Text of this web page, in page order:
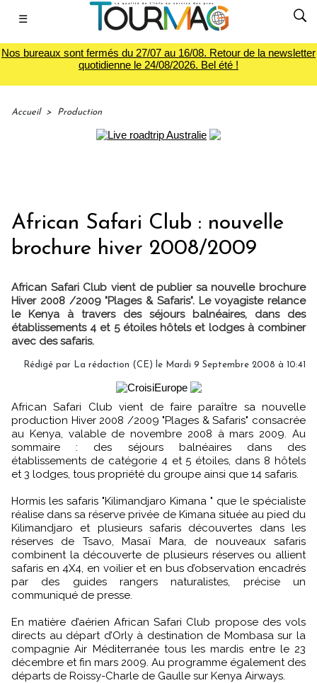
☰
Nos bureaux sont fermés du 27/07 au 16/08. Retour de la newsletter
quotidienne le 24/08/2026. Bel été !
Accueil > Production
African Safari Club : nouvelle
brochure hiver 2008/2009
African Safari Club vient de publier sa nouvelle brochure
Hiver 2008 /2009 "Plages & Safaris". Le voyagiste relance
le Kenya à travers des séjours balnéaires, dans des
établissements 4 et 5 étoiles hôtels et lodges à combiner
avec des safaris.
Rédigé par La rédaction (CE) le Mardi 9 Septembre 2008 à 10:41
African Safari Club vient de faire paraître sa nouvelle
production Hiver 2008 /2009 "Plages & Safaris" consacrée
au Kenya, valable de novembre 2008 à mars 2009. Au
sommaire : des séjours balnéaires dans des
établissements de catégorie 4 et 5 étoiles, dans 8 hôtels
et 3 lodges, tous propriété du groupe ainsi que 14 safaris.
Hormis les safaris "Kilimandjaro Kimana " que le spécialiste
réalise dans sa réserve privée de Kimana située au pied du
Kilimandjaro et plusieurs safaris découvertes dans les
réserves de Tsavo, Masaï Mara, de nouveaux safaris
combinent la découverte de plusieurs réserves ou allient
safaris en 4X4, en voilier et en bus d’observation encadrés
par des guides rangers naturalistes, précise un
communiqué de presse.
En matière d’aérien African Safari Club propose des vols
directs au départ d’Orly à destination de Mombasa sur la
compagnie Air Méditerranée tous les mardis entre le 23
décembre et fin mars 2009. Au programme également des
départs de Roissy-Charle de Gaulle sur Kenya Airways.